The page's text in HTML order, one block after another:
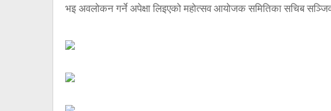
भइ अवलोकन गर्ने अपेक्षा लिइएको महोत्सव आयोजक समितिका सचिब